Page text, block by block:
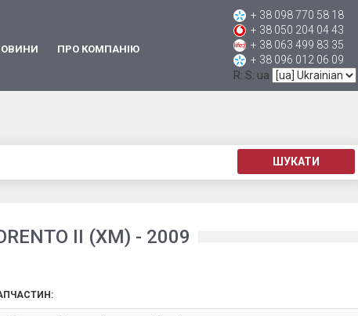
ПРО КОМПАНІЮ
+ 38 098 770 58 18
+ 38 050 204 04 43
+ 38 063 499 83 35
+ 38 096 012 06 09
R: S: ua
ШУКАТИ
II (XM) - 2009